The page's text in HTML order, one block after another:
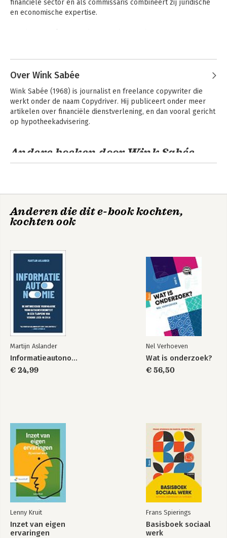
financiële sector en als commissaris combineert zij juridische
en economische expertise.
medeoprichter van uitgeverij SaBAIS. Als klokkenluider legt zij
al sinds 2014 misstanden in de financiële sector bloot en
publiceerde zij daarover in haar boeken, waaronder Worst
Bank Scenario en de daaropvolgende update.
scenario
scenario
Over Wink Sabée
Wink Sabée (1968) is journalist en freelance copywriter die
werkt onder de naam Copydriver. Hij publiceert onder meer
artikelen over financiële dienstverlening, en dan vooral gericht
op hypotheekadvisering.
Andere boeken door Wink Sabée
Worst bank
scenario
Bekijk alle boeken
Anderen die dit e-book kochten,
kochten ook
Martijn Aslander
Informatieautonomie
€ 24,99
Nel Verhoeven
Wat is onderzoek?
€ 56,50
Lenny Kruit
Inzet van eigen
ervaringen
Frans Spierings
Basisboek sociaal
werk